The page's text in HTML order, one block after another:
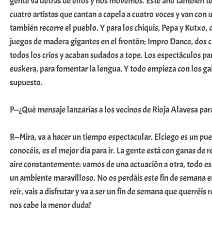
cuatro artistas que cantan a capela a cuatro voces y van con
también recorre el pueblo. Y para los chiquis, Pepa y Kutxo,
juegos de madera gigantes en el frontón; Impro Dance, dos
todos los críos y acaban sudados a tope. Los espectáculos
euskera, para fomentar la lengua. Y todo empieza con los
supuesto.
P—¿Qué mensaje lanzarías a los vecinos de Rioja Alavesa
R—Mira, va a hacer un tiempo espectacular. Elciego es un
conocéis, es el mejor día para ir. La gente está con ganas de
aire constantemente: vamos de una actuación a otra, todo
un ambiente maravilloso. No os perdáis este fin de semana
reír, vais a disfrutar y va a ser un fin de semana que querréis
nos cabe la menor duda!